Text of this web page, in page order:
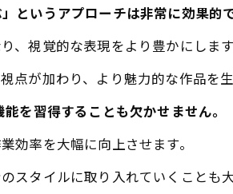
というアプローチは非常に効果的で
視覚的な表現をより豊かにします
が加わり、より魅力的な作品を生
を習得することも欠かせません。
効率を大幅に向上させます。
タイルに取り入れていくことも大